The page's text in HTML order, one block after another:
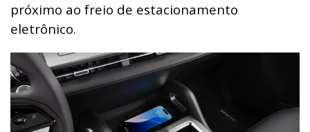
próximo ao freio de estacionamento
eletrônico.